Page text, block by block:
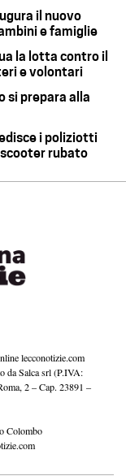
il nuovo
e famiglie
la lotta contro il
e volontari
si prepara alla
i poliziotti
rubato
lecconotizie.com
da Salca srl (P.IVA:
2 – Cap. 23891 –
Colombo